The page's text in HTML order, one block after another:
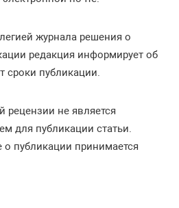
журнала решения о
редакция информирует об
сроки публикации.
рецензии не является
для публикации статьи.
публикации принимается